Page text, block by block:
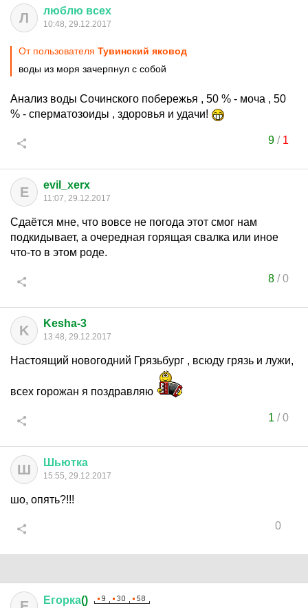
Л люблю всех
10:48, 29.12.2017
От пользователя Тувинский яковод
воды из моря зачерпнул с собой
Анализ воды Сочинского побережья , 50 % - моча , 50
% - сперматозоиды , здоровья и удачи!
9/ 1
E evil_xerx
11:07, 29.12.2017
Сдаётся мне, что вовсе не погода этот смог нам
подкидывает, а очередная горящая свалка или иное
что-то в этом роде.
8/0
K Kesha-3
13:48, 29.12.2017
Настоящий новогодний Грязьбург , всюду грязь и лужи,
всех горожан я поздравляю
1 /0
Ш Шьютка
15:55, 29.12.2017
шо, опять?!!!
0
Егорка()